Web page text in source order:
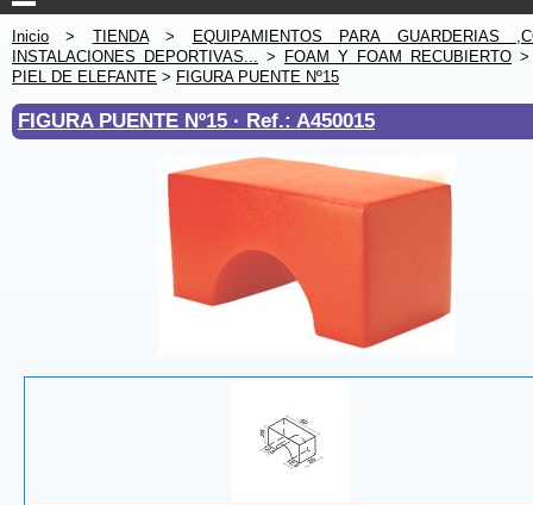
Inicio > TIENDA>
EQUIPAMIENTOS PARA GUARDERIAS
INSTALACIONES DEPORTIVAS... > FOAM Y FOAM RECUBIERTO
PIEL DE ELEFANTE > FIGURA PUENTE Nº15
FIGURA PUENTE Nº15 · Ref.: A450015